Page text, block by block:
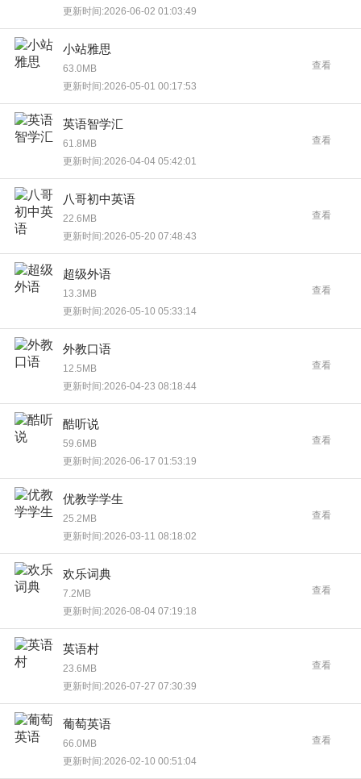
更新时间:2026-06-02 01:03:49
小站雅思
63.0MB
更新时间:2026-05-01 00:17:53
查看
英语智学汇
61.8MB
更新时间:2026-04-04 05:42:01
查看
八哥初中英语
22.6MB
更新时间:2026-05-20 07:48:43
查看
超级外语
13.3MB
更新时间:2026-05-10 05:33:14
查看
外教口语
12.5MB
更新时间:2026-04-23 08:18:44
查看
酷听说
59.6MB
更新时间:2026-06-17 01:53:19
查看
优教学学生
25.2MB
更新时间:2026-03-11 08:18:02
查看
欢乐词典
7.2MB
更新时间:2026-08-04 07:19:18
查看
英语村
23.6MB
更新时间:2026-07-27 07:30:39
查看
葡萄英语
66.0MB
更新时间:2026-02-10 00:51:04
查看